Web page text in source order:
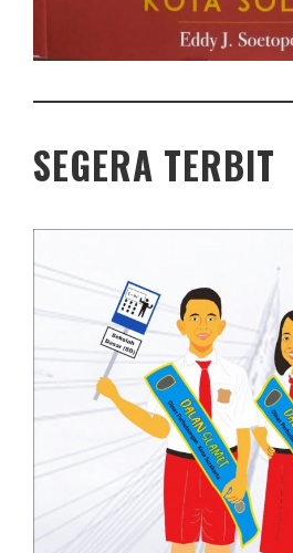
SEGERA TERBIT